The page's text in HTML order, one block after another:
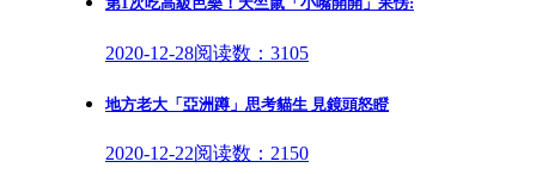
2020-12-28阅读数：3105
地方老大「亞洲蹲」思考貓生 見鏡頭怒瞪
2020-12-22阅读数：2150